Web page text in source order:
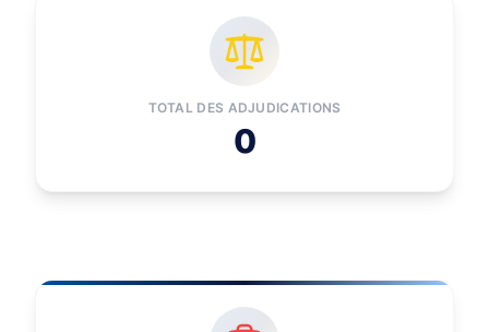
TOTAL DES ADJUDICATIONS
0